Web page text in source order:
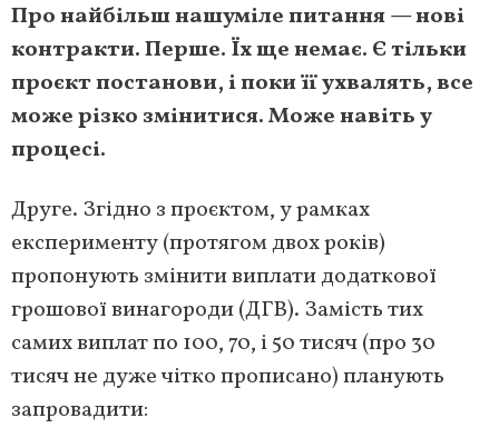
Про найбільш нашуміле питання — нові
контракти. Перше. Їх ще немає. Є тільки
проєкт постанови, і поки її ухвалять, все
може різко змінитися. Може навіть у
процесі.
Друге. Згідно з проєктом, у рамках
експерименту (протягом двох років)
пропонують змінити виплати додаткової
грошової винагороди (ДГВ). Замість тих
самих виплат по 100, 70, і 50 тисяч (про 30
тисяч не дуже чітко прописано) планують
запровадити: